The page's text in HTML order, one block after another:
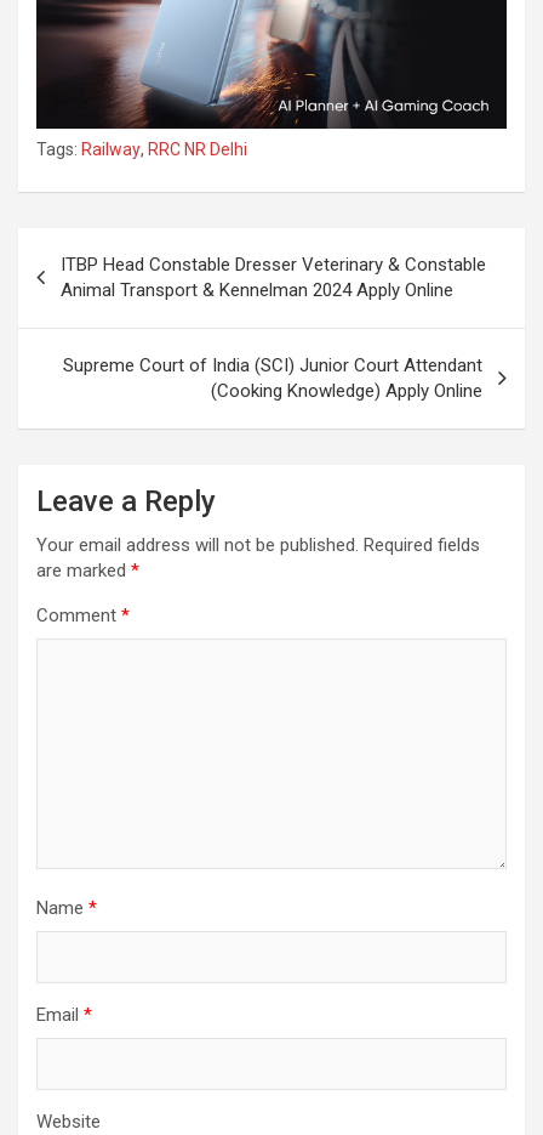
Tags: Railway, RRC NR Delhi
ITBP Head Constable Dresser Veterinary & Constable
Animal Transport & Kennelman 2024 Apply Online
Supreme Court of India (SCI) Junior Court Attendant
(Cooking Knowledge) Apply Online
Leave a Reply
Your email address will not be published. Required fields
are marked *
Comment *
Name *
Email *
Website